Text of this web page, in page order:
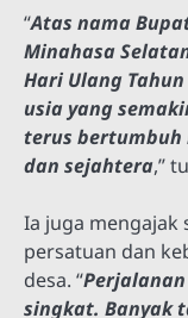
“Atas nama
Minahasa
Hari Ulang
usia yang
terus bertumbuh
dan sejahtera,”
Ia juga mengajak
persatuan dan
desa. “
singkat. Banyak